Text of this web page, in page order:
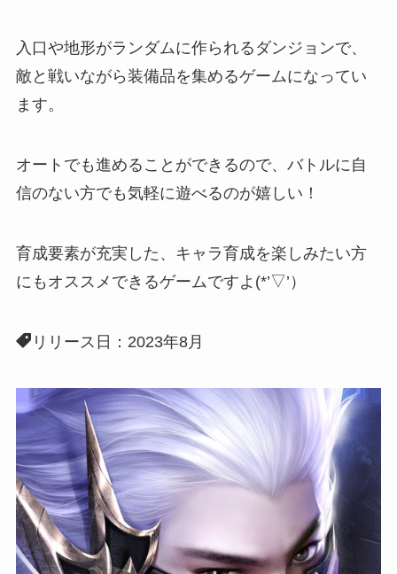
入口や地形がランダムに作られるダンジョンで、
敵と戦いながら装備品を集めるゲームになってい
ます。
オートでも進めることができるので、バトルに自
信のない方でも気軽に遊べるのが嬉しい！
育成要素が充実した、キャラ育成を楽しみたい方
にもオススメできるゲームですよ(*’▽’）
リリース日：2023年8月